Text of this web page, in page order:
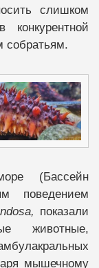
слишком
собратьям.
(Бассейн
поведением
показали
животные,
мышечному